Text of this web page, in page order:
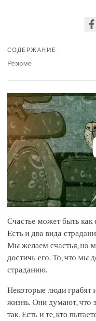
СОДЕРЖАНИЕ
Резюме
Счастье может быть
Есть и два вида
Мы желаем счастья, но
достичь его. То, что мы
страданию.
Некоторые люди грабят
жизнь. Они думают, что
так. Есть и те, кто